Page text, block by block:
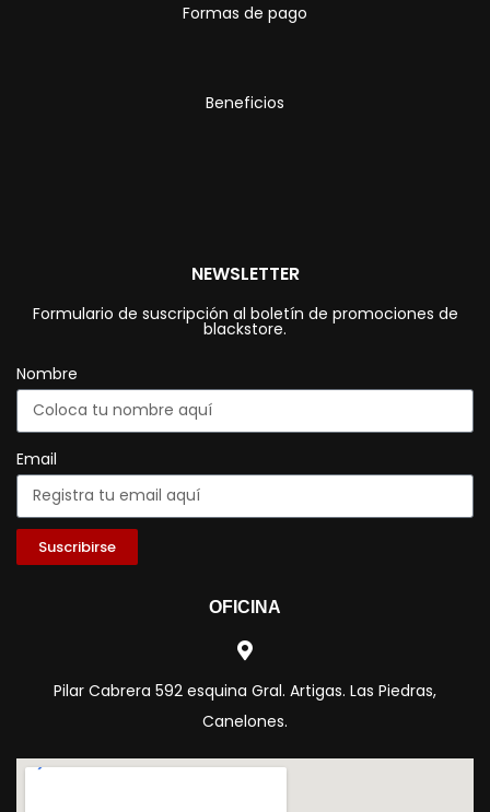
Formas de pago
Beneficios
NEWSLETTER
Formulario de suscripción al boletín de promociones de
blackstore.
Nombre
Email
Suscribirse
OFICINA
Pilar Cabrera 592 esquina Gral. Artigas. Las Piedras,
Canelones.